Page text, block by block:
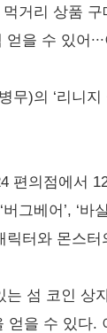
거리 상품
을 수 있어
무)의 ‘리니
편의점에서
버그베어’, ‘
릭터와 몬스
는 섬 코인 상
얻을 수 있다.